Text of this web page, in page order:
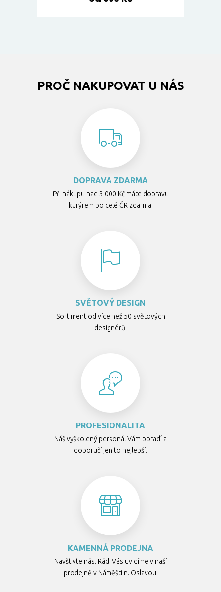
PROČ NAKUPOVAT U NÁS
DOPRAVA ZDARMA
Při nákupu nad 3 000 Kč máte dopravu
kurýrem po celé ČR zdarma!
SVĚTOVÝ DESIGN
Sortiment od více než 50 světových
designérů.
PROFESIONALITA
Náš vyškolený personál Vám poradí a
doporučí jen to nejlepší.
KAMENNÁ PRODEJNA
Navštivte nás. Rádi Vás uvidíme v naší
prodejně v Náměšti n. Oslavou.